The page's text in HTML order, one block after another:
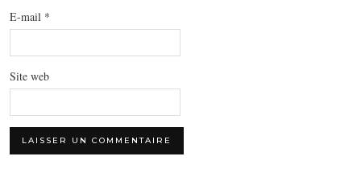
E-mail *
Site web